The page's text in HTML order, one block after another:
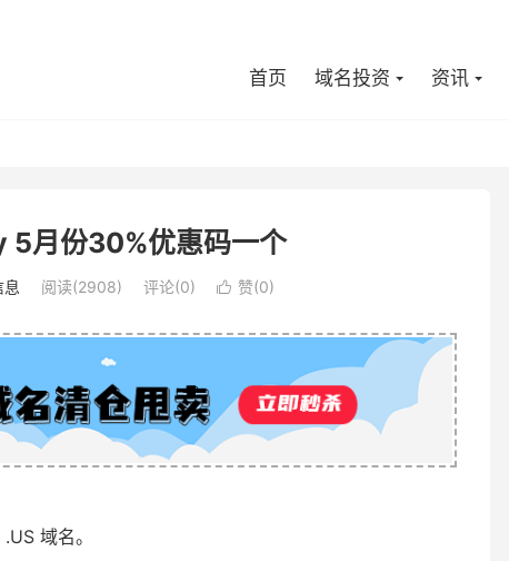
首页 域名投资 资讯
5月份30%优惠码一个
息 阅读(2908) 评论(0)  赞(0)
域名。